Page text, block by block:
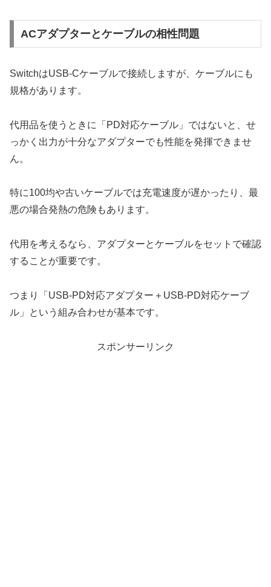
ACアダプターとケーブルの相性問題
SwitchはUSB-Cケーブルで接続しますが、ケーブルにも
規格があります。
代用品を使うときに「PD対応ケーブル」ではないと、せ
っかく出力が十分なアダプターでも性能を発揮できませ
ん。
特に100均や古いケーブルでは充電速度が遅かったり、最
悪の場合発熱の危険もあります。
代用を考えるなら、アダプターとケーブルをセットで確認
することが重要です。
つまり「USB-PD対応アダプター＋USB-PD対応ケーブ
ル」という組み合わせが基本です。
スポンサーリンク